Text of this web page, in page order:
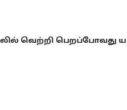
வெற்றி பெறப்போவது